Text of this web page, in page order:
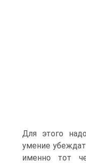
Для этого
умение
именно тот